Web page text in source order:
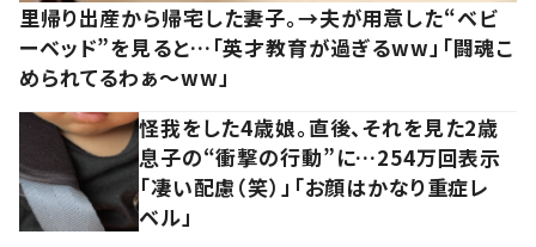
里帰り出産から帰宅した妻子。→夫が用意した“ベビ
ーベッド”を見ると…「英才教育が過ぎるww」「闘魂こ
められてるわぁ～ww」
怪我をした4歳娘。直後、それを見た2歳
息子の“衝撃の行動”に…254万回表示
「凄い配慮（笑）」「お顔はかなり重症レ
ベル」